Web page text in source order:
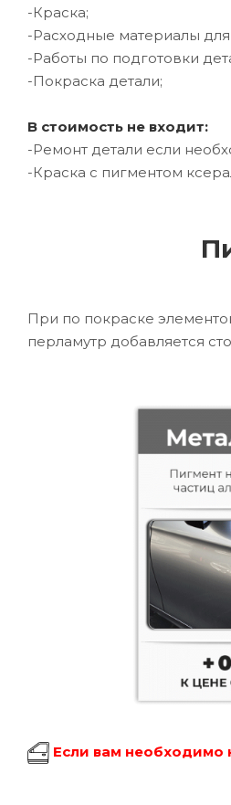
-Краска;
-Расходные материалы
-Работы по подготовки
-Покраска детали;
В стоимость не входит:
-Ремонт детали если
-Краска с пигментом
При по покраске
перламутр добавляется
Если вам необходимо